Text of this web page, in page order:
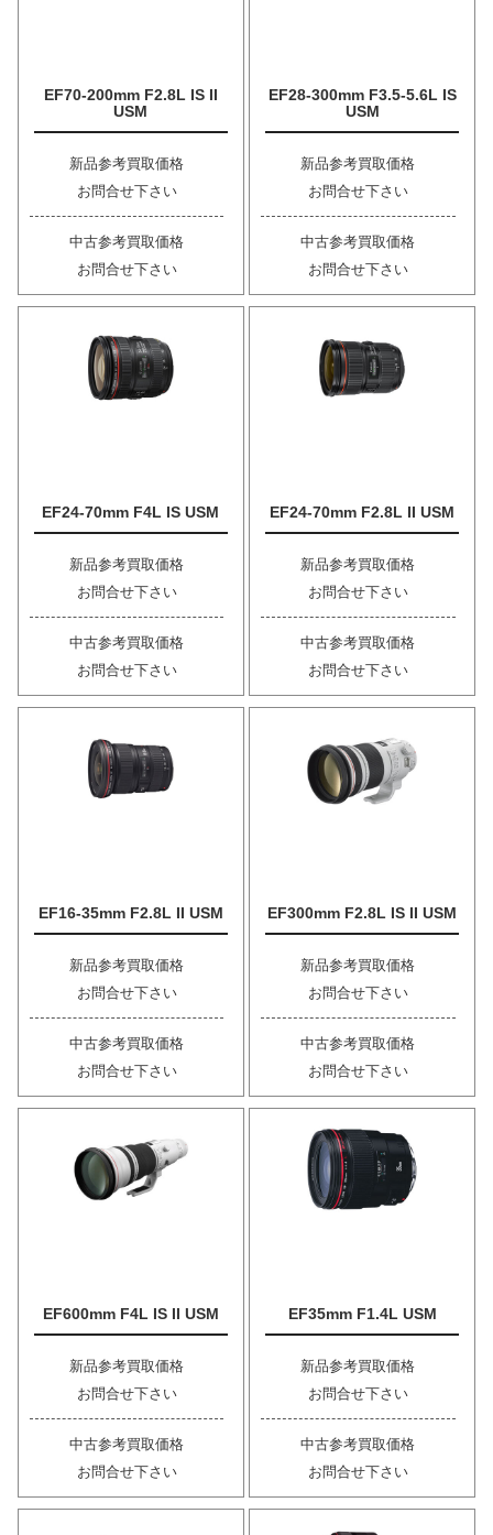
EF70-200mm F2.8L IS II
USM
新品参考買取価格
お問合せ下さい
中古参考買取価格
お問合せ下さい
EF28-300mm F3.5-5.6L IS
USM
新品参考買取価格
お問合せ下さい
中古参考買取価格
お問合せ下さい
EF24-70mm F4L IS USM
新品参考買取価格
お問合せ下さい
中古参考買取価格
お問合せ下さい
EF24-70mm F2.8L II USM
新品参考買取価格
お問合せ下さい
中古参考買取価格
お問合せ下さい
EF16-35mm F2.8L II USM
新品参考買取価格
お問合せ下さい
中古参考買取価格
お問合せ下さい
EF300mm F2.8L IS II USM
新品参考買取価格
お問合せ下さい
中古参考買取価格
お問合せ下さい
EF600mm F4L IS II USM
新品参考買取価格
お問合せ下さい
中古参考買取価格
お問合せ下さい
EF35mm F1.4L USM
新品参考買取価格
お問合せ下さい
中古参考買取価格
お問合せ下さい